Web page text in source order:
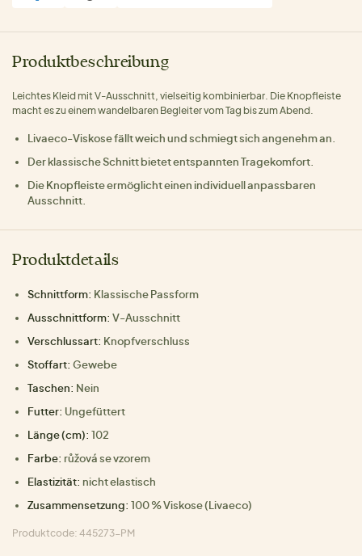
Produktbeschreibung
Leichtes Kleid mit V-Ausschnitt, vielseitig kombinierbar. Die Knopfleiste
macht es zu einem wandelbaren Begleiter vom Tag bis zum Abend.
Livaeco-Viskose fällt weich und schmiegt sich angenehm an.
Der klassische Schnitt bietet entspannten Tragekomfort.
Die Knopfleiste ermöglicht einen individuell anpassbaren
Ausschnitt.
Produktdetails
Schnittform: Klassische Passform
Ausschnittform: V-Ausschnitt
Verschlussart: Knopfverschluss
Stoffart: Gewebe
Taschen: Nein
Futter: Ungefüttert
Länge (cm): 102
Farbe: růžová se vzorem
Elastizität: nicht elastisch
Zusammensetzung: 100 % Viskose (Livaeco)
Produktcode: 445273-PM